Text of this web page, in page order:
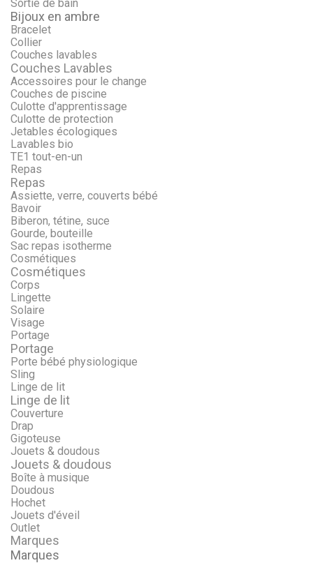
Sortie de bain
Bijoux en ambre
Bracelet
Collier
Couches lavables
Couches Lavables
Accessoires pour le change
Couches de piscine
Culotte d'apprentissage
Culotte de protection
Jetables écologiques
Lavables bio
TE1 tout-en-un
Repas
Repas
Assiette, verre, couverts bébé
Bavoir
Biberon, tétine, suce
Gourde, bouteille
Sac repas isotherme
Cosmétiques
Cosmétiques
Corps
Lingette
Solaire
Visage
Portage
Portage
Porte bébé physiologique
Sling
Linge de lit
Linge de lit
Couverture
Drap
Gigoteuse
Jouets & doudous
Jouets & doudous
Boîte à musique
Doudous
Hochet
Jouets d'éveil
Outlet
Marques
Marques